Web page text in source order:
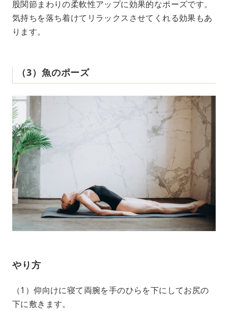
股関節まわりの柔軟性アップに効果的なポーズです。
気持ちを落ち着けてリラックスさせてくれる効果もあ
ります。
（3）魚のポーズ
やり方
（1）仰向けに寝て両腕を手のひらを下にしてお尻の
下に敷きます。